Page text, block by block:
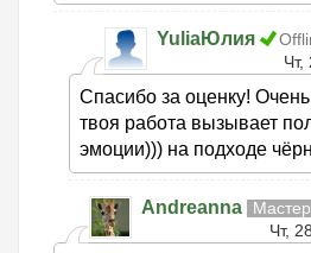
YuliaЮлия
Чт,
Спасибо за оценку! Очень
твоя работа вызывает
эмоции))) на подходе
Andreanna
Чт,